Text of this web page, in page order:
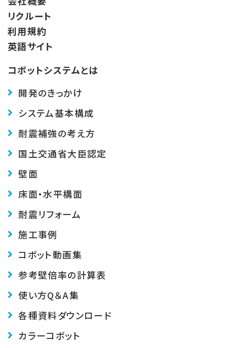
リクルート
利用規約
英語サイト
コボットシステムとは
開発のきっかけ
システム基本構成
耐震補強の考え方
国土交通省大臣認定
壁面
床面・水平構面
耐震リフォーム
施工事例
コボット動画集
参考壁倍率の計算表
使い方Q＆A集
各種資料ダウンロード
カラーコボット